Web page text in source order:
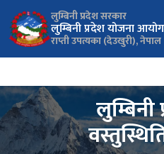
लुम्बिनी प्रदेश सरकार
लुम्बिनी प्रदेश योजना आयोग
राप्ती उपत्यका (देउखुरी), नेपाल
लुम्बिनी